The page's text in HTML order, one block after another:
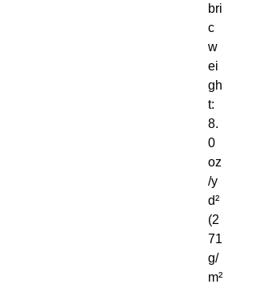
bri
c
w
ei
gh
t:
8.
0
oz
/y
d²
(2
71
g/
m²